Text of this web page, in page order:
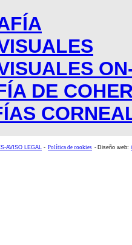
DE
AVISO LEGAL - Política de cookies - Diseño web: